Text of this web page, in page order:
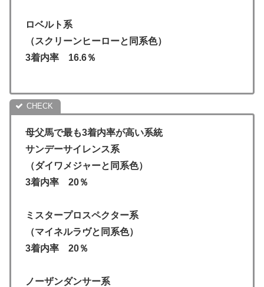
ロベルト系
（スクリーンヒーローと同系色）
3着内率 16.6％
母父馬で最も3着内率が高い系統
サンデーサイレンス系
（ダイワメジャーと同系色）
3着内率 20％
ミスタープロスペクター系
（マイネルラヴと同系色）
3着内率 20％
ノーザンダンサー系